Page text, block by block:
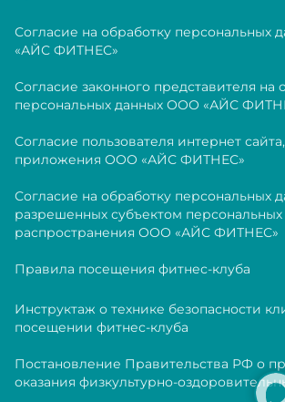
Согласие на обработку персональных
«АЙС ФИТНЕС»
Согласие законного представителя на
персональных данных ООО «АЙС
Согласие пользователя интернет
приложения ООО «АЙС ФИТНЕС»
Согласие на обработку персональных
разрешенных субъектом персональных
распространения ООО «АЙС ФИТНЕС»
Правила посещения фитнес-клуба
Инструктаж о технике безопасности
посещении фитнес-клуба
Постановление Правительства РФ о
оказания физкультурно-